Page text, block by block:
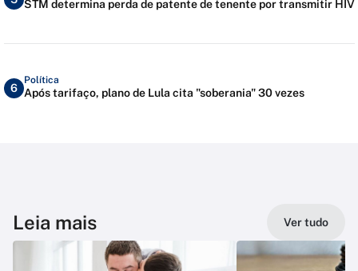
STM determina perda de patente de tenente por transmitir HIV
6
Política
Após tarifaço, plano de Lula cita "soberania" 30 vezes
Leia mais Ver tudo